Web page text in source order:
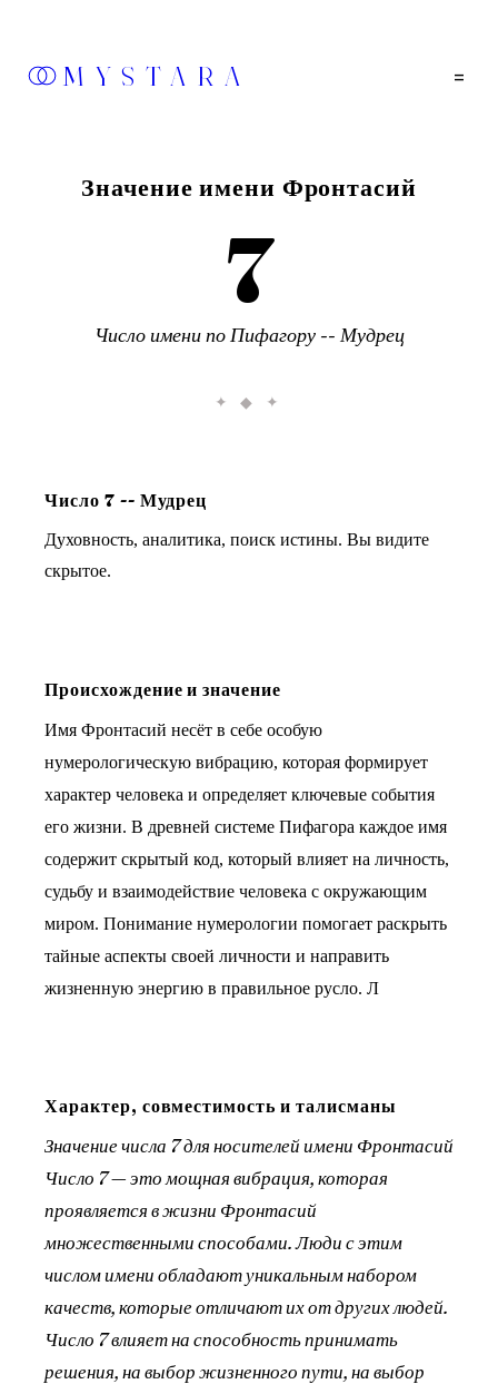
MYSTARA =
Значение имени Фронтасий
7
Число имени по Пифагору -- Мудрец
✦ ◆ ✦
Число 7 -- Мудрец
Духовность, аналитика, поиск истины. Вы видите
скрытое.
Происхождение и значение
Имя Фронтасий несёт в себе особую
нумерологическую вибрацию, которая формирует
характер человека и определяет ключевые события
его жизни. В древней системе Пифагора каждое имя
содержит скрытый код, который влияет на личность,
судьбу и взаимодействие человека с окружающим
миром. Понимание нумерологии помогает раскрыть
тайные аспекты своей личности и направить
жизненную энергию в правильное русло. Л
Характер, совместимость и талисманы
Значение числа 7 для носителей имени Фронтасий
Число 7 — это мощная вибрация, которая
проявляется в жизни Фронтасий
множественными способами. Люди с этим
числом имени обладают уникальным набором
качеств, которые отличают их от других людей.
Число 7 влияет на способность принимать
решения, на выбор жизненного пути, на выбор